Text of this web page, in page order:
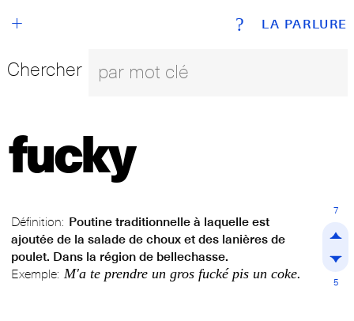
LA PARLURE
+ ?
Chercher
fucky
Définition: Poutine traditionnelle à laquelle est
ajoutée de la salade de choux et des lanières de
poulet. Dans la région de bellechasse.
Exemple: M'a te prendre un gros fucké pis un coke.
7
5